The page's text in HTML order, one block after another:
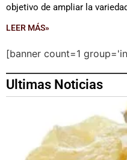
objetivo de ampliar la
LEER MÁS»
[banner count=1
Ultimas Noticias